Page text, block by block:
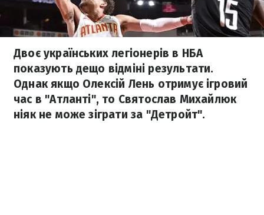
Двоє українських легіонерів в НБА
показують дещо відміні результати.
Однак якщо Олексій Лень отримує ігровий
час в "Атланті", то Святослав Михайлюк
ніяк не може зіграти за "Детройт".